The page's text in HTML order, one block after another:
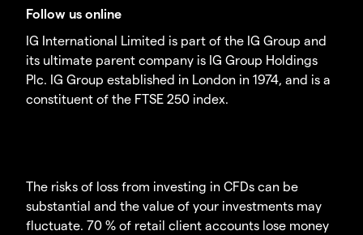
Follow us online
IG International Limited is part of the IG Group and
its ultimate parent company is IG Group Holdings
Plc. IG Group established in London in 1974, and is a
constituent of the FTSE 250 index.
The risks of loss from investing in CFDs can be
substantial and the value of your investments may
fluctuate. 70 % of retail client accounts lose money